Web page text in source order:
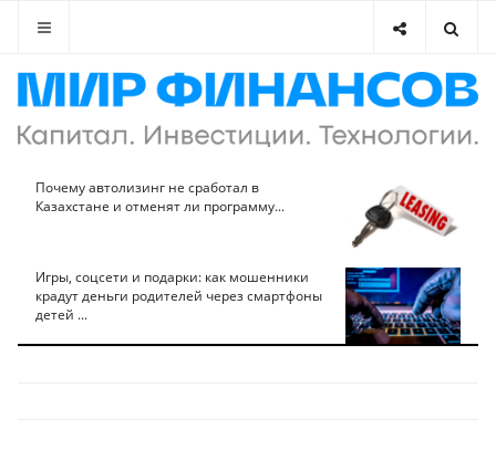
Почему автолизинг не сработал в
Казахстане и отменят ли программу...
Игры, соцсети и подарки: как мошенники
крадут деньги родителей через смартфоны
детей ...